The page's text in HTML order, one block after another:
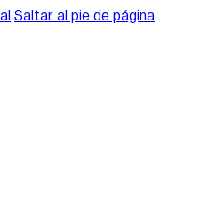
Saltar al pie de página